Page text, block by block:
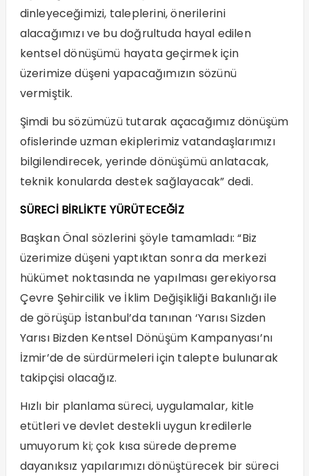
dinleyeceğimizi, taleplerini, önerilerini
alacağımızı ve bu doğrultuda hayal edilen
kentsel dönüşümü hayata geçirmek için
üzerimize düşeni yapacağımızın sözünü
vermiştik.
Şimdi bu sözümüzü tutarak açacağımız dönüşüm
ofislerinde uzman ekiplerimiz vatandaşlarımızı
bilgilendirecek, yerinde dönüşümü anlatacak,
teknik konularda destek sağlayacak” dedi.
SÜRECİ BİRLİKTE YÜRÜTECEĞİZ
Başkan Önal sözlerini şöyle tamamladı: “Biz
üzerimize düşeni yaptıktan sonra da merkezi
hükümet noktasında ne yapılması gerekiyorsa
Çevre Şehircilik ve İklim Değişikliği Bakanlığı ile
de görüşüp İstanbul’da tanınan ‘Yarısı Sizden
Yarısı Bizden Kentsel Dönüşüm Kampanyası’nı
İzmir’de de sürdürmeleri için talepte bulunarak
takipçisi olacağız.
Hızlı bir planlama süreci, uygulamalar, kitle
etütleri ve devlet destekli uygun kredilerle
umuyorum ki; çok kısa sürede depreme
dayanıksız yapılarımızı dönüştürecek bir süreci